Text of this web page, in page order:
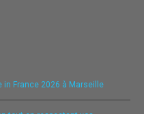
in France 2026 à Marseille